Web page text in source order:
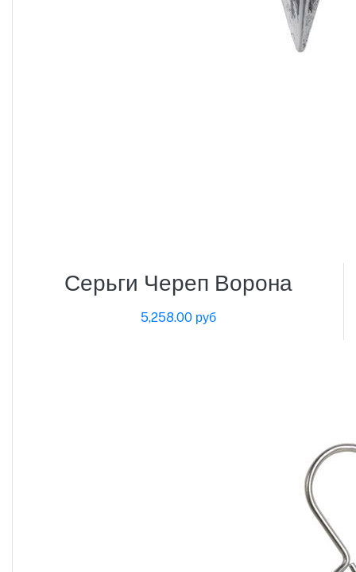
Серьги Череп Ворона
5,258.00 руб